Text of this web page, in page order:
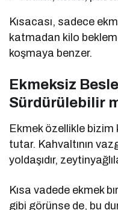
Kısacası, sadece
katmadan kilo
koşmaya benzer.
Ekmeksiz
Sürdürülebilir
Ekmek özellikle
tutar. Kahvaltının
yoldaşıdır,
Kısa vadede ekmek
gibi görünse de, bu